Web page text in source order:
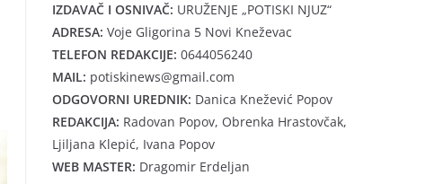
IZDAVAČ I OSNIVAČ: URUŽENJE „POTISKI NJUZ“
ADRESA: Voje Gligorina 5 Novi Kneževac
TELEFON REDAKCIJE: 0644056240
MAIL: potiskinews@gmail.com
ODGOVORNI UREDNIK: Danica Knežević Popov
REDAKCIJA: Radovan Popov, Obrenka Hrastovčak,
Ljiljana Klepić, Ivana Popov
WEB MASTER: Dragomir Erdeljan